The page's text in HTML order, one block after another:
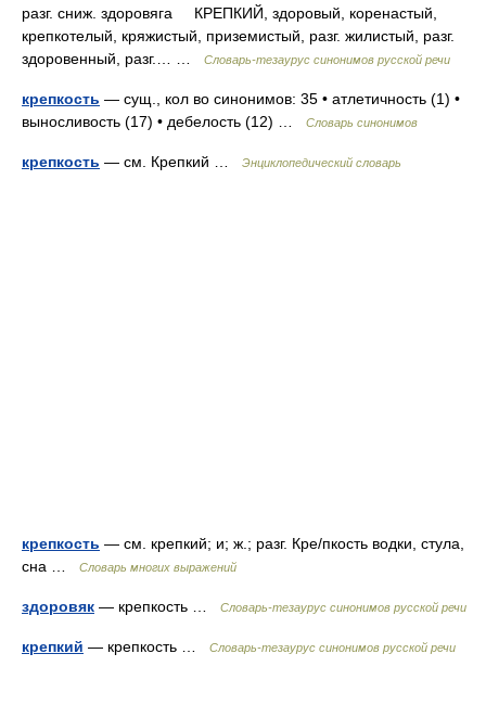
разг. сниж. здоровяга КРЕПКИЙ, здоровый, коренастый,
крепкотелый, кряжистый, приземистый, разг. жилистый, разг.
здоровенный, разг.… …
Словарь-тезаурус синонимов русской речи
крепкость — сущ., кол во синонимов: 35 • атлетичность (1) •
выносливость (17) • дебелость (12) …
Словарь синонимов
крепкость — см. Крепкий … Энциклопедический словарь
крепкость — см. крепкий; и; ж.; разг. Кре/пкость водки, стула,
сна …
Словарь многих выражений
здоровяк — крепкость … Словарь-тезаурус синонимов русской речи
крепкий — крепкость … Словарь-тезаурус синонимов русской речи